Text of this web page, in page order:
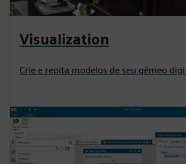
Visualization
Crie e repita modelos de seu gêmeo